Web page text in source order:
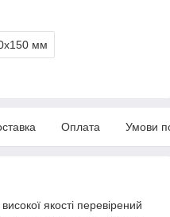
мм
Оплата Умови
якості перевірений